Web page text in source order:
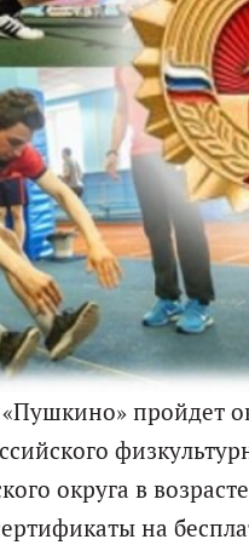
пройдет
округа в
на